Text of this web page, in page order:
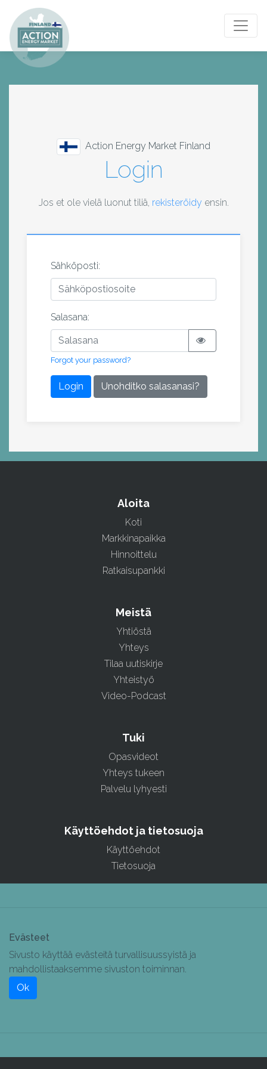
Action Energy Market Finland
Login
Jos et ole vielä luonut tiliä, rekisteröidy ensin.
Sähköposti:
Salasana:
Forgot your password?
Login Unohditko salasanasi?
Aloita
Koti
Markkinapaikka
Hinnoittelu
Ratkaisupankki
Meistä
Yhtiöstä
Yhteys
Tilaa uutiskirje
Yhteistyö
Video-Podcast
Tuki
Opasvideot
Yhteys tukeen
Palvelu lyhyesti
Käyttöehdot ja tietosuoja
Käyttöehdot
Tietosuoja
Evästeet
Sivusto käyttää evästeitä turvallisuussyistä ja
mahdollistaaksemme sivuston toiminnan.
Ok